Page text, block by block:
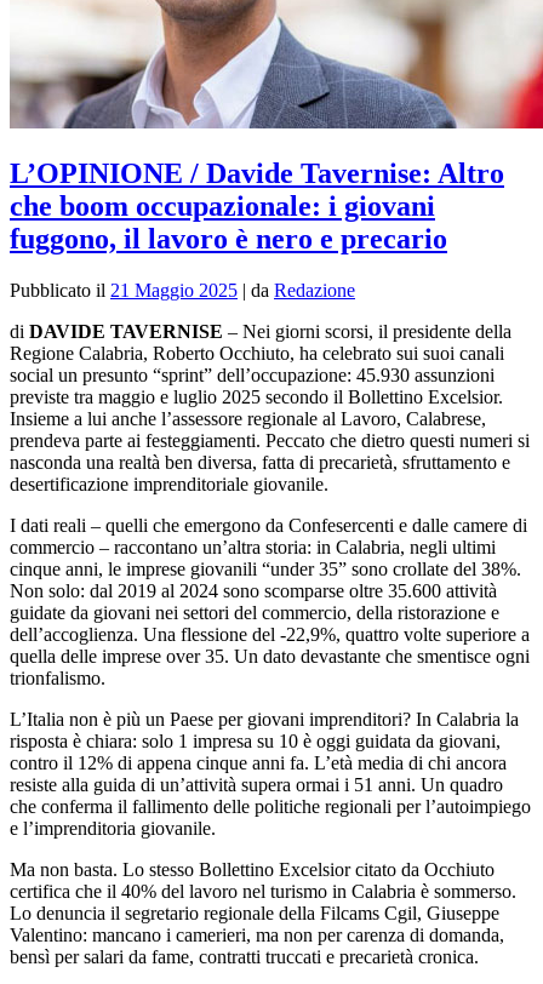
L’OPINIONE / Davide Tavernise: Altro
che boom occupazionale: i giovani
fuggono, il lavoro è nero e precario
Pubblicato il 21 Maggio 2025 | da Redazione
di DAVIDE TAVERNISE – Nei giorni scorsi, il presidente della
Regione Calabria, Roberto Occhiuto, ha celebrato sui suoi canali
social un presunto “sprint” dell’occupazione: 45.930 assunzioni
previste tra maggio e luglio 2025 secondo il Bollettino Excelsior.
Insieme a lui anche l’assessore regionale al Lavoro, Calabrese,
prendeva parte ai festeggiamenti. Peccato che dietro questi numeri si
nasconda una realtà ben diversa, fatta di precarietà, sfruttamento e
desertificazione imprenditoriale giovanile.
I dati reali – quelli che emergono da Confesercenti e dalle camere di
commercio – raccontano un’altra storia: in Calabria, negli ultimi
cinque anni, le imprese giovanili “under 35” sono crollate del 38%.
Non solo: dal 2019 al 2024 sono scomparse oltre 35.600 attività
guidate da giovani nei settori del commercio, della ristorazione e
dell’accoglienza. Una flessione del -22,9%, quattro volte superiore a
quella delle imprese over 35. Un dato devastante che smentisce ogni
trionfalismo.
L’Italia non è più un Paese per giovani imprenditori? In Calabria la
risposta è chiara: solo 1 impresa su 10 è oggi guidata da giovani,
contro il 12% di appena cinque anni fa. L’età media di chi ancora
resiste alla guida di un’attività supera ormai i 51 anni. Un quadro
che conferma il fallimento delle politiche regionali per l’autoimpiego
e l’imprenditoria giovanile.
Ma non basta. Lo stesso Bollettino Excelsior citato da Occhiuto
certifica che il 40% del lavoro nel turismo in Calabria è sommerso.
Lo denuncia il segretario regionale della Filcams Cgil, Giuseppe
Valentino: mancano i camerieri, ma non per carenza di domanda,
bensì per salari da fame, contratti truccati e precarietà cronica.